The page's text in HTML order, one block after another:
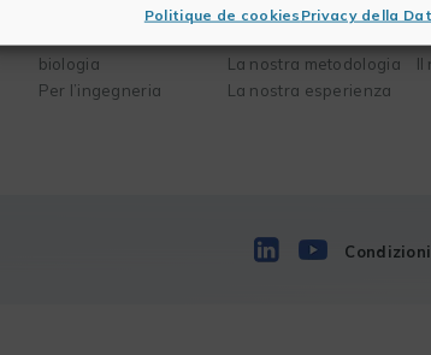
Politique de cookies Privacy della
Per la pubblicazione
biologia
Per l’ingegneria
I vostri settori di
La nostra metodologia
La nostra esperienza
Il
Il